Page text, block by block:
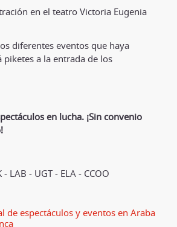
en el teatro Victoria Eugenia
diferentes eventos que haya
a la entrada de los
en lucha. ¡Sin convenio
- LAB - UGT - ELA - CCOO
de espectáculos y eventos en Araba